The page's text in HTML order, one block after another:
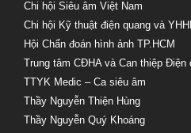
Chi hội Siêu âm Việt Nam
Chi hội Kỹ thuật điện quang và
Hội Chẩn đoán hình ảnh TP.HCM
Trung tâm CĐHA và Can thiệp
TTYK Medic – Ca siêu âm
Thầy Nguyễn Thiện Hùng
Thầy Nguyễn Quý Khoáng